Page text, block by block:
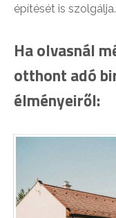
építését is szolgálja.
Ha olvasnál
otthont adó
élményeiről: